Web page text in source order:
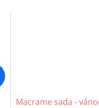
Macrame sada -